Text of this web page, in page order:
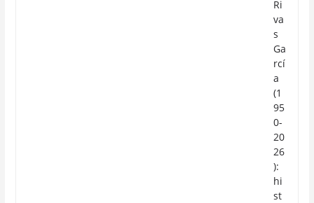
Ri
va
s
Ga
rcí
a
(1
95
0-
20
26
):
hi
st